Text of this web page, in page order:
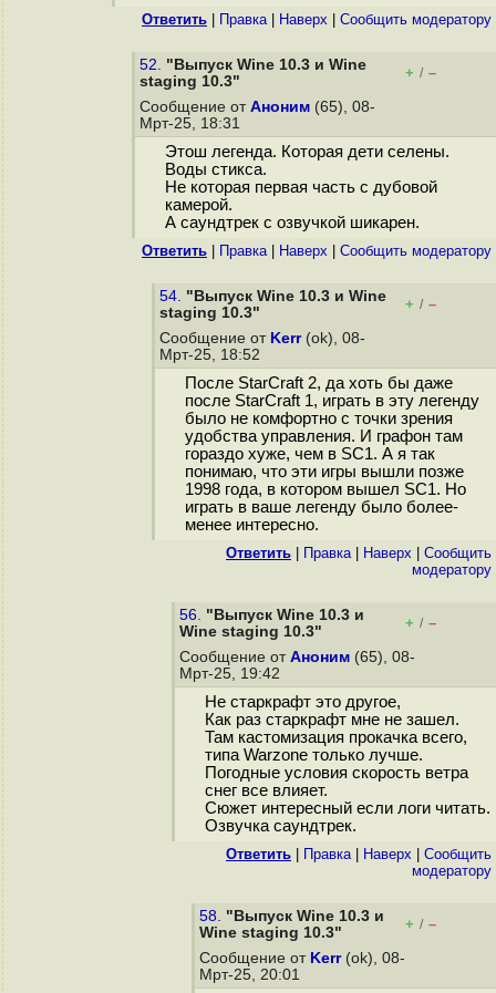
Ответить Правка| Наверх Cообщить модератору
52. "Выпуск Wine 10.3 и Wine
staging 10.3"
+ / –
Сообщение от Аноним (65), 08-
Мрт-25, 18:31
Этош легенда. Которая дети селены.
Воды стикса.
Не которая первая часть с дубовой
камерой.
А саундтрек с озвучкой шикарен.
Ответить Правка| Наверх Cообщить модератору
54. "Выпуск Wine 10.3 и Wine
staging 10.3"
+ / –
Сообщение от Kerr(ok), 08-
Мрт-25, 18:52
После StarCraft 2, да хоть бы даже
после StarCraft 1, играть в эту легенду
было не комфортно с точки зрения
удобства управления. И графон там
гораздо хуже, чем в SC1. А я так
понимаю, что эти игры вышли позже
1998 года, в котором вышел SC1. Но
играть в ваше легенду было более-
менее интересно.
Ответить Правка| Наверх
Cообщить
модератору
56. "Выпуск Wine 10.3 и
Wine staging 10.3"
+ / –
Сообщение от Аноним (65), 08-
Мрт-25, 19:42
Не старкрафт это другое,
Как раз старкрафт мне не зашел.
Там кастомизация прокачка всего,
типа Warzone только лучше.
Погодные условия скорость ветра
снег все влияет.
Сюжет интересный если логи читать.
Озвучка саундтрек.
Ответить Правка| Наверх
Cообщить
модератору
58. "Выпуск Wine 10.3 и
Wine staging 10.3"
+ / –
Сообщение от Kerr(ok), 08-
Мрт-25, 20:01